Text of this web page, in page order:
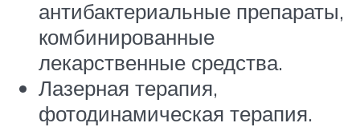
антибактериальные препараты,
комбинированные
лекарственные средства.
Лазерная терапия,
фотодинамическая терапия.